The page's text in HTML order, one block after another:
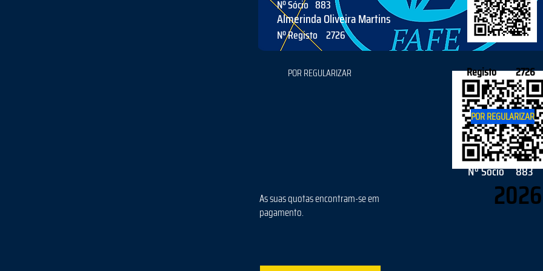
Almerinda Oliveira Martins
883
Nº Sócio
Nº Registo 2726
POR REGULARIZAR
As suas quotas encontram-se em
pagamento.
2026
883
Nº Sócio
Registo 2726
POR REGULARIZAR